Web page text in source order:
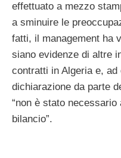
effettuato a mezzo
a sminuire le
fatti, il management ha
siano evidenze di altre
contratti in Algeria e,
dichiarazione da parte
“non è stato
bilancio”.